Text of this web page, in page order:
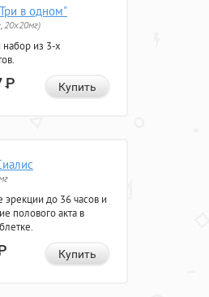
в одном"
20x20мг)
из 3-х
Р Купить
эрекции до 36 часов и
полового акта в
Купить